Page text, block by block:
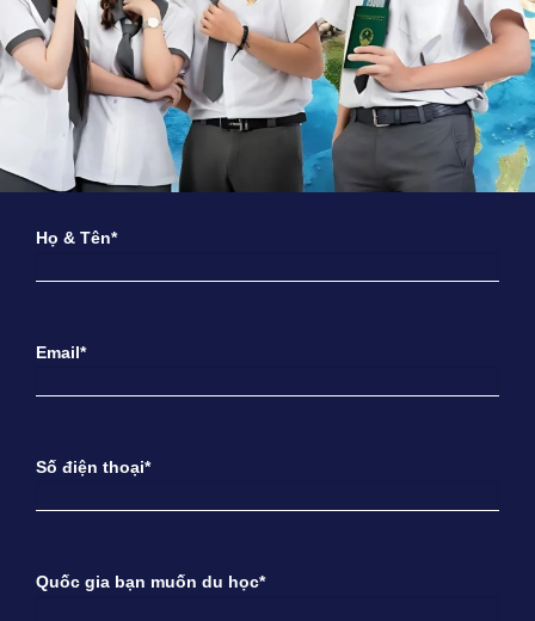
Họ & Tên*
Email*
Số điện thoại*
Quốc gia bạn muốn du học*